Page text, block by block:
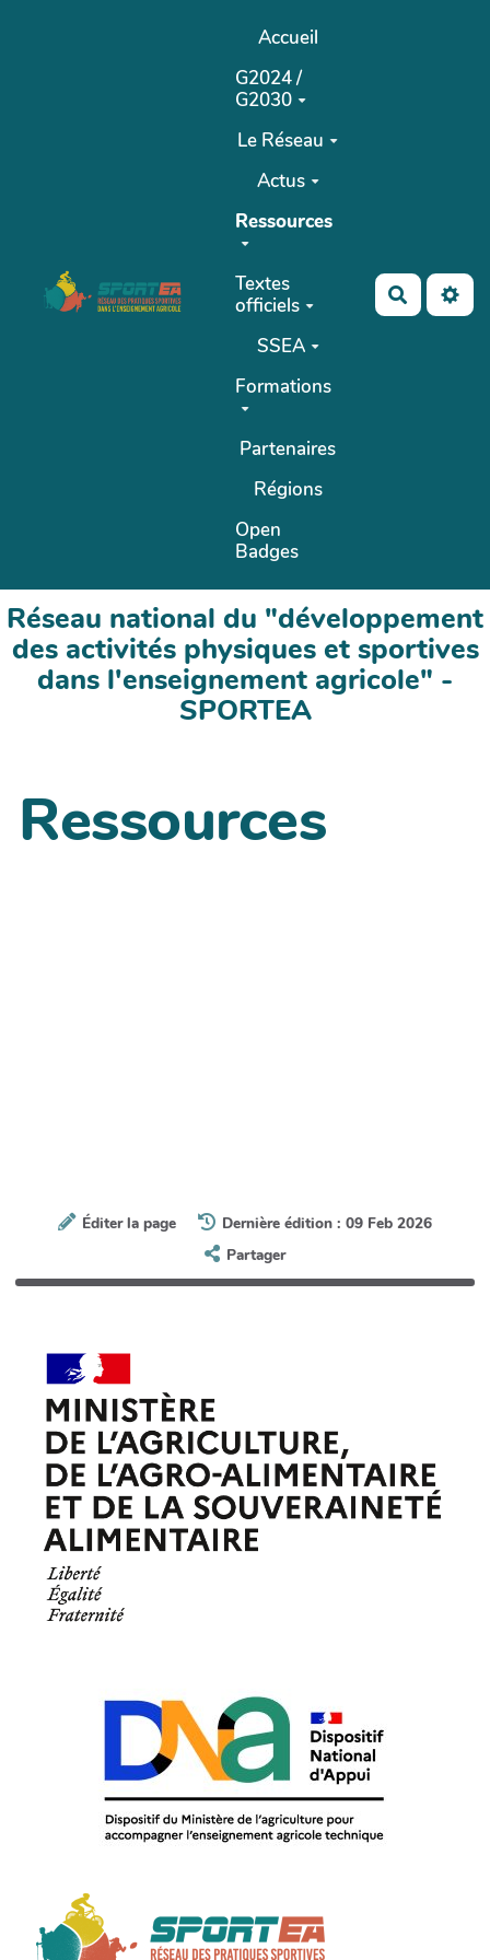
Accueil
G2024 /
G2030
Le Réseau
Actus
Ressources
Textes
officiels
SSEA
Formations
Partenaires
Régions
Open
Badges
Réseau national du "développement
des activités physiques et sportives
dans l'enseignement agricole" -
SPORTEA
Ressources
Éditer la page
Dernière édition : 09 Feb 2026
Partager